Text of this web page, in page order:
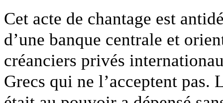
Cet acte de chantage est
d’une banque centrale et
créanciers privés
Grecs qui ne l’acceptent pas.